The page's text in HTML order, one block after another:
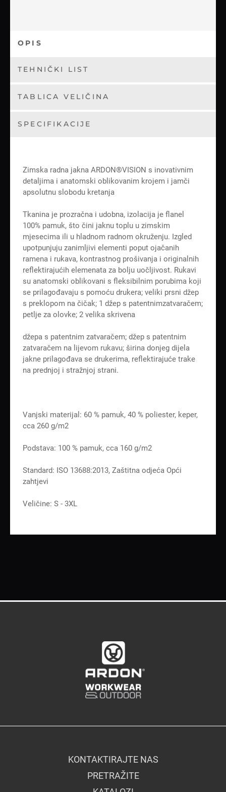
OPIS
TEHNIČKI LIST
TABLICA VELIČINA
SPECIFIKACIJE
Zimska radna jakna ARDON®VISION s inovativnim
detaljima i anatomski oblikovanim krojem i jamči
apsolutnu slobodu kretanja
Tkanina je prozračna i udobna, izolacija je flanel
100% pamuk, što čini jaknu toplu u zimskim
mjesecima ili u hladnom radnom okruženju. Izgled
upotpunjuju zanimljivi elementi poput ojačanih
ramena i rukava, kontrastnog prošivanja i originalnih
reflektirajućih elemenata za bolju uočljivost. Rukavi
su anatomski oblikovani s fleksibilnim porubima koji
se prilagođavaju s pomoću drukera; veliki prsni džep
s preklopom na čičak; 1 džep s patentnimzatvaračem;
petlje za olovke; 2 velika skrivena
džepa s patentnim zatvaračem; džep s patentnim
zatvaračem na lijevom rukavu; širina donjeg dijela
jakne prilagođava se drukerima, reflektirajuće trake
na prednjoj i stražnjoj strani.
Vanjski materijal: 60 % pamuk, 40 % poliester, keper,
cca 260 g/m2
Podstava: 100 % pamuk, cca 160 g/m2
Standard: ISO 13688:2013, Zaštitna odjeća Opći
zahtjevi
Veličine: S - 3XL
KONTAKTIRAJTE NAS
PRETRAŽITE